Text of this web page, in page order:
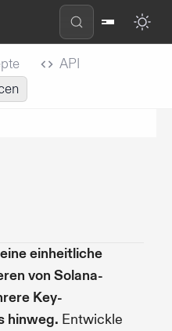
API
einheitliche
von Solana-
Key-
hinweg. Entwickle